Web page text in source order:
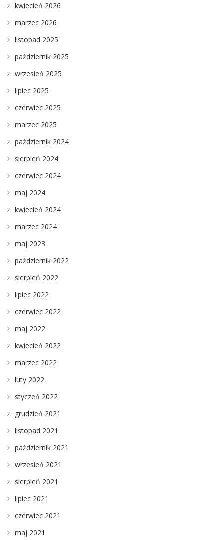
kwiecień 2026
marzec 2026
listopad 2025
październik 2025
wrzesień 2025
lipiec 2025
czerwiec 2025
marzec 2025
październik 2024
sierpień 2024
czerwiec 2024
maj 2024
kwiecień 2024
marzec 2024
maj 2023
październik 2022
sierpień 2022
lipiec 2022
czerwiec 2022
maj 2022
kwiecień 2022
marzec 2022
luty 2022
styczeń 2022
grudzień 2021
listopad 2021
październik 2021
wrzesień 2021
sierpień 2021
lipiec 2021
czerwiec 2021
maj 2021